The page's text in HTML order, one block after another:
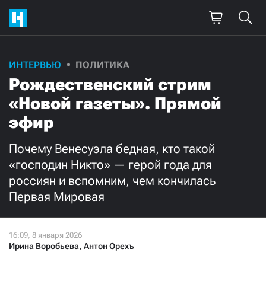
ИНТЕРВЬЮ ПОЛИТИКА
Рождественский стрим
«Новой газеты». Прямой
эфир
Почему Венесуэла бедная, кто такой
«господин Никто» — герой года для
россиян и вспомним, чем кончилась
Первая Мировая
Ирина Воробьева, Антон Орехъ